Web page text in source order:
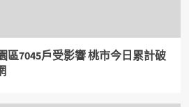
區7045戶受影響 桃市今日累計破